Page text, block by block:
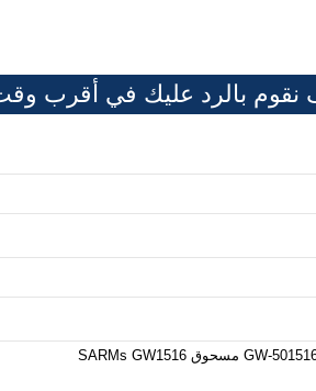
نقوم بالرد عليك في أقرب